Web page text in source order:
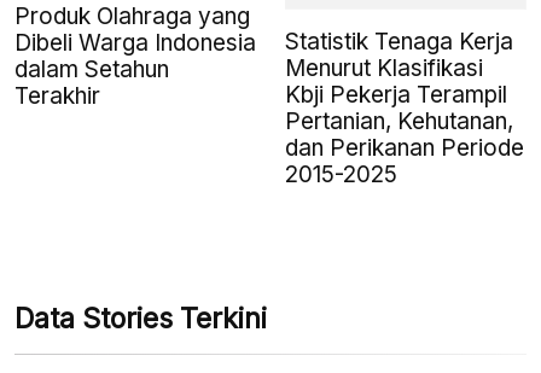
Produk Olahraga yang
Dibeli Warga Indonesia
dalam Setahun
Terakhir
Statistik Tenaga Kerja
Menurut Klasifikasi
Kbji Pekerja Terampil
Pertanian, Kehutanan,
dan Perikanan Periode
2015-2025
Data Stories Terkini